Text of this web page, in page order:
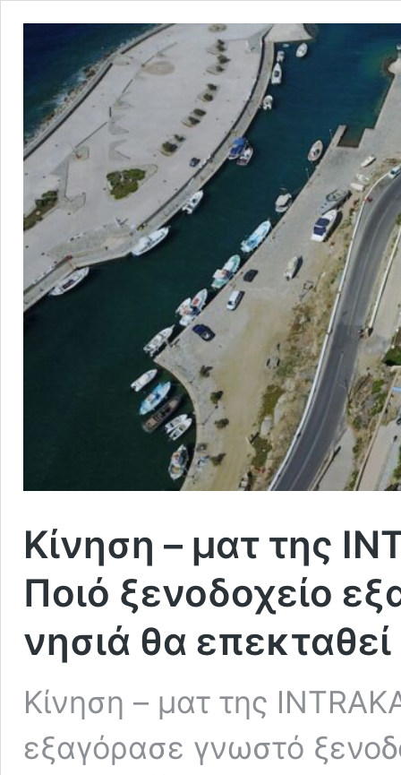
Κίνηση – ματ της
Ποιό ξενοδοχείο
νησιά θα επεκταθεί
Κίνηση – ματ της
εξαγόρασε γνωστό